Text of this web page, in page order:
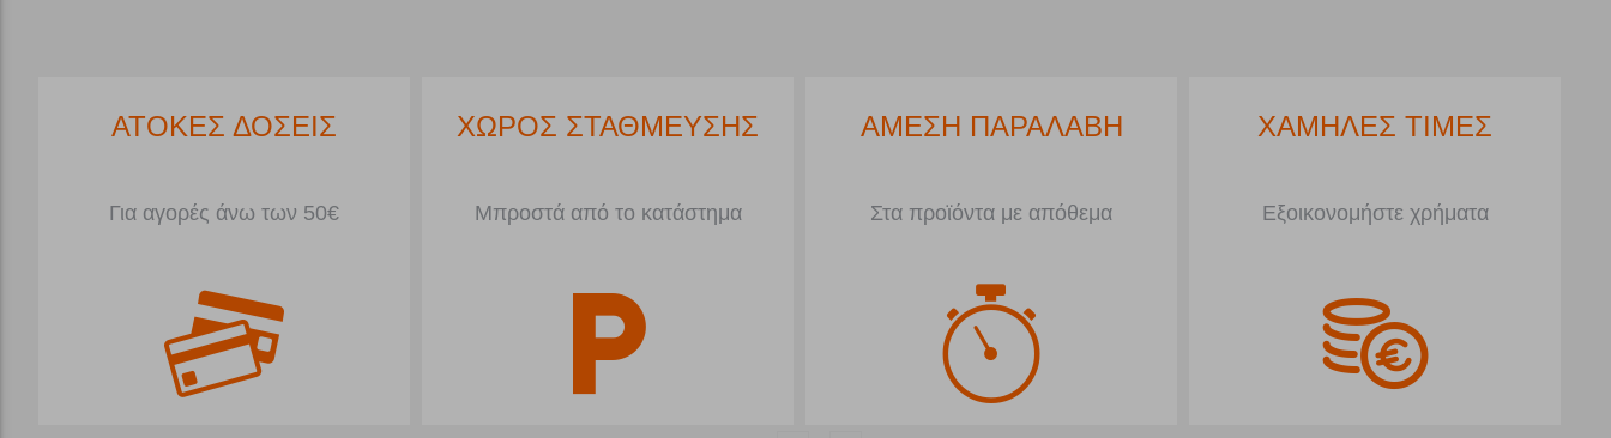
ΑΤΟΚΕΣ ΔΟΣΕΙΣ
Για αγορές άνω των 50€
ΧΩΡΟΣ ΣΤΑΘΜΕΥΣΗΣ
Μπροστά από το κατάστημα
ΑΜΕΣΗ ΠΑΡΑΛΑΒΗ
Στα προϊόντα με απόθεμα
ΧΑΜΗΛΕΣ ΤΙΜΕΣ
Εξοικονομήστε χρήματα